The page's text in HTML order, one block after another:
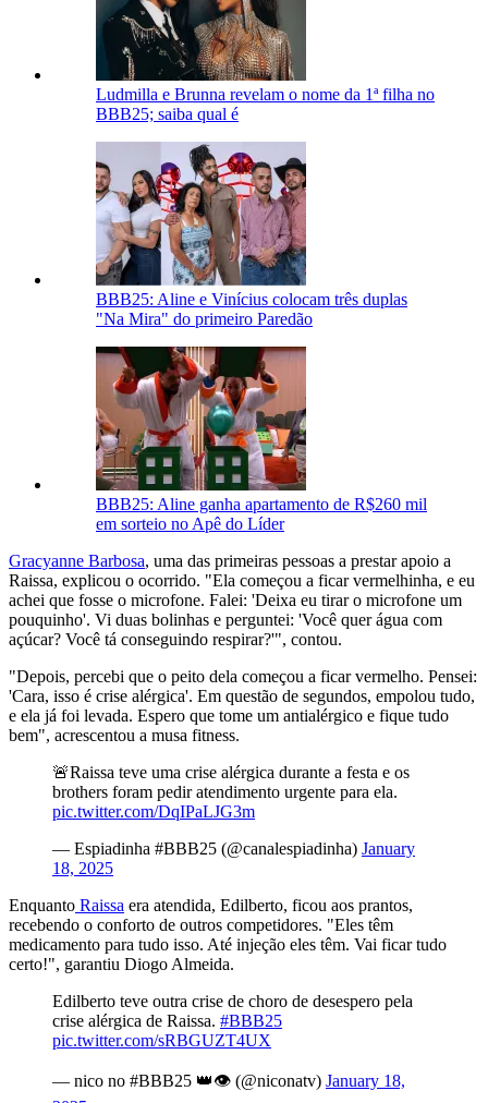
Ludmilla e Brunna revelam o nome da 1ª filha no
BBB25; saiba qual é
BBB25: Aline e Vinícius colocam três duplas
"Na Mira" do primeiro Paredão
BBB25: Aline ganha apartamento de R$260 mil
em sorteio no Apê do Líder
Gracyanne Barbosa, uma das primeiras pessoas a prestar apoio a
Raissa, explicou o ocorrido. "Ela começou a ficar vermelhinha, e eu
achei que fosse o microfone. Falei: 'Deixa eu tirar o microfone um
pouquinho'. Vi duas bolinhas e perguntei: 'Você quer água com
açúcar? Você tá conseguindo respirar?'", contou.
"Depois, percebi que o peito dela começou a ficar vermelho. Pensei:
'Cara, isso é crise alérgica'. Em questão de segundos, empolou tudo,
e ela já foi levada. Espero que tome um antialérgico e fique tudo
bem", acrescentou a musa fitness.
🚨Raissa teve uma crise alérgica durante a festa e os
brothers foram pedir atendimento urgente para ela.
pic.twitter.com/DqIPaLJG3m
— Espiadinha #BBB25 (@canalespiadinha) January
18, 2025
Enquanto Raissa era atendida, Edilberto, ficou aos prantos,
recebendo o conforto de outros competidores. "Eles têm
medicamento para tudo isso. Até injeção eles têm. Vai ficar tudo
certo!", garantiu Diogo Almeida.
Edilberto teve outra crise de choro de desespero pela
crise alérgica de Raissa. #BBB25
pic.twitter.com/sRBGUZT4UX
— nico no #BBB25 👑👁️ (@niconatv) January 18,